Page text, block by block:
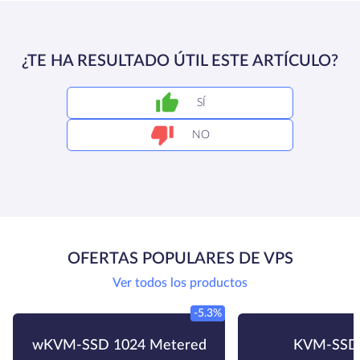
¿TE HA RESULTADO ÚTIL ESTE ARTÍCULO?
SÍ
NO
OFERTAS POPULARES DE VPS
Ver todos los productos
wKVM-SSD 1024 Metered
-5.3%
KVM-